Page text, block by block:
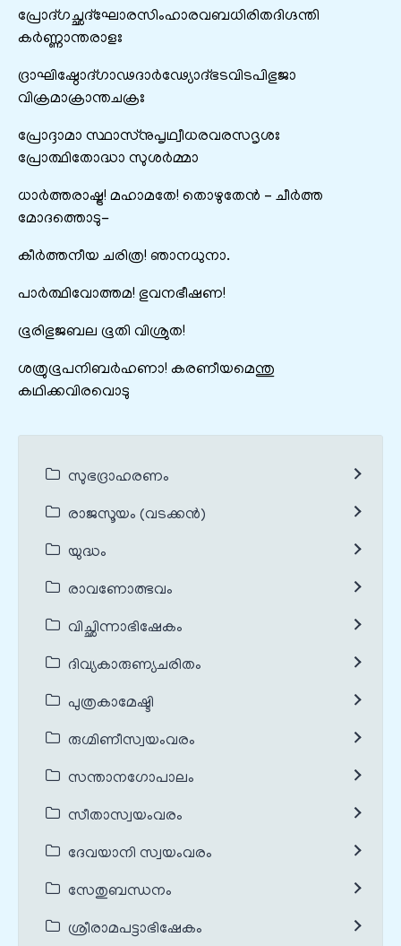
പ്രോദ്ഗച്ഛദ്ഘോരസിംഹാരവബധിരിതദിഗ്ദന്തി
കർണ്ണാന്തരാളഃ
ദ്രാഘിഷ്ഠോദ്ഗാഢദാർഢ്യോദ്ഭടവിടപിഭുജാ
വിക്രമാക്രാന്തചക്രഃ
പ്രോദ്ദാമാ സ്ഥാസ്നുപൃഥ്വീധരവരസദൃശഃ
പ്രോത്ഥിതോദ്ധാ സുശർമ്മാ
ധാർത്തരാഷ്ട്ര! മഹാമതേ! തൊഴുതേൻ – ചീർത്ത
മോദത്തൊടു-
കീർത്തനീയ ചരിത്ര! ഞാനധുനാ.
പാർത്ഥിവോത്തമ! ഭുവനഭീഷണ!
ഭൂരിഭുജബല ഭൂതി വിശ്രുത!
ശത്രുഭൂപനിബർഹണാ! കരണീയമെന്തു
കഥിക്കവിരവൊടു
സുഭദ്രാഹരണം
രാജസൂയം (വടക്കൻ)
യുദ്ധം
രാവണോത്ഭവം
വിച്ഛിന്നാഭിഷേകം
ദിവ്യകാരുണ്യചരിതം
പുത്രകാമേഷ്ടി
രുഗ്മിണീസ്വയംവരം
സന്താനഗോപാലം
സീതാസ്വയംവരം
ദേവയാനി സ്വയംവരം
സേതുബന്ധനം
ശ്രീരാമപട്ടാഭിഷേകം